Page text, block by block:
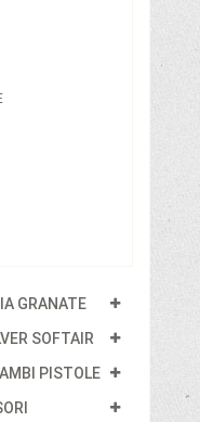
GRANATE
SOFTAIR
PISTOLE